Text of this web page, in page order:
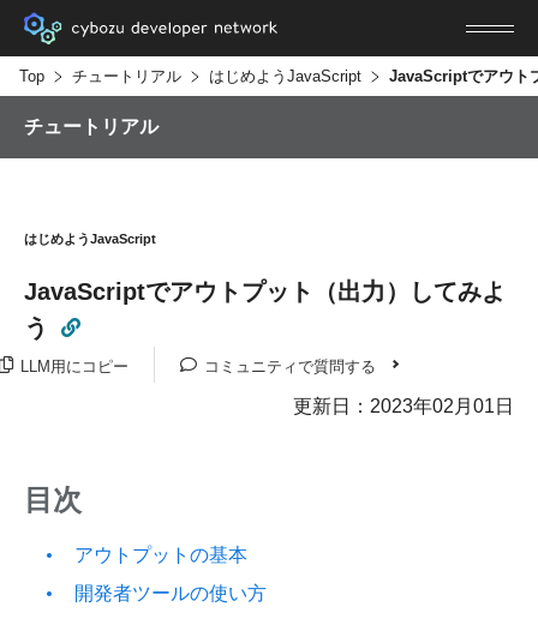
Top チュートリアル はじめようJavaScript
チュートリアル
はじめようJavaScript
JavaScriptでアウトプット（出力）してみよ
う
LLM用にコピー コミュニティで質問する
更新日：2023年02月01日
目次
アウトプットの基本
開発者ツールの使い方